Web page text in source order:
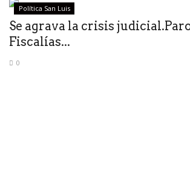
Política San Luis
Se agrava la crisis
Fiscalías...
0